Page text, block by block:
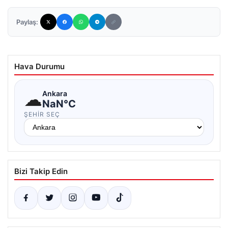
Paylaş:
Hava Durumu
☁Ankara
NaN°C
ŞEHIR SEÇ
Bizi Takip Edin